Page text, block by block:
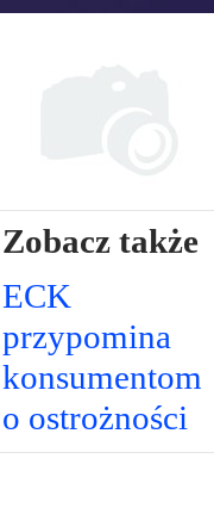
Zobacz także
ECK
przypomina
konsumentom
o ostrożności